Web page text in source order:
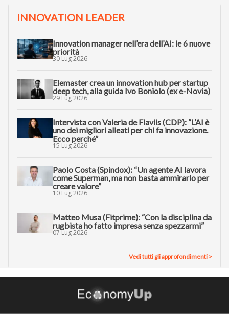
INNOVATION LEADER
Innovation manager nell’era dell’AI: le 6 nuove
priorità
30 Lug 2026
Elemaster crea un innovation hub per startup
deep tech, alla guida Ivo Boniolo (ex e-Novia)
29 Lug 2026
Intervista con Valeria de Flaviis (CDP): “L’AI è
uno dei migliori alleati per chi fa innovazione.
Ecco perché”
15 Lug 2026
Paolo Costa (Spindox): “Un agente AI lavora
come Superman, ma non basta ammirarlo per
creare valore”
10 Lug 2026
Matteo Musa (Fitprime): “Con la disciplina da
rugbista ho fatto impresa senza spezzarmi”
07 Lug 2026
Vedi tutti gli approfondimenti >